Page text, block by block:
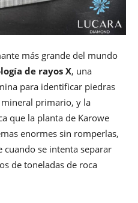
más grande del mundo
de rayos X, una
para identificar piedras
primario, y la
que la planta de Karowe
enormes sin romperlas,
cuando se intenta separar
de toneladas de roca